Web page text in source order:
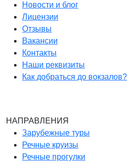
Новости и блог
Лицензии
Отзывы
Вакансии
Контакты
Наши реквизиты
Как добраться до вокзалов?
НАПРАВЛЕНИЯ
Зарубежные туры
Речные круизы
Речные прогулки